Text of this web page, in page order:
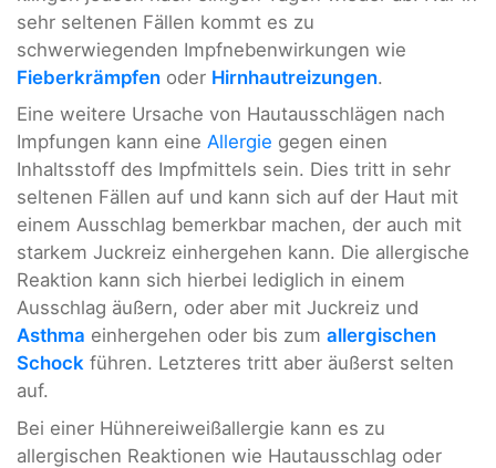
sehr seltenen Fällen kommt es zu
schwerwiegenden Impfnebenwirkungen wie
Fieberkrämpfen oder Hirnhautreizungen.
Eine weitere Ursache von Hautausschlägen nach
Impfungen kann eine Allergie gegen einen
Inhaltsstoff des Impfmittels sein. Dies tritt in sehr
seltenen Fällen auf und kann sich auf der Haut mit
einem Ausschlag bemerkbar machen, der auch mit
starkem Juckreiz einhergehen kann. Die allergische
Reaktion kann sich hierbei lediglich in einem
Ausschlag äußern, oder aber mit Juckreiz und
Asthma einhergehen oder bis zum allergischen
Schock führen. Letzteres tritt aber äußerst selten
auf.
Bei einer Hühnereiweißallergie kann es zu
allergischen Reaktionen wie Hautausschlag oder